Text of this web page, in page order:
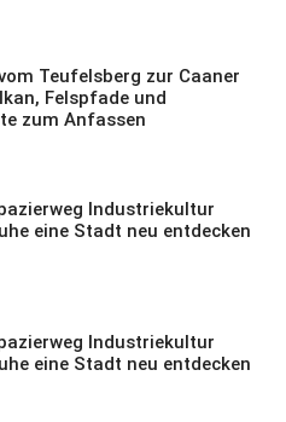
Teufelsberg zur Caaner
Felspfade und
zum Anfassen
Industriekultur
eine Stadt neu entdecken
Industriekultur
eine Stadt neu entdecken